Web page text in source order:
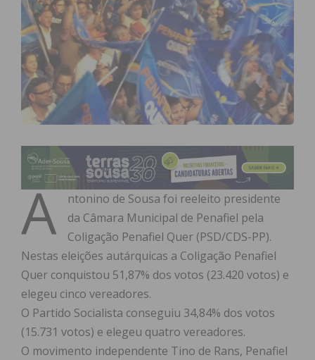
A
ntonino de Sousa foi reeleito presidente
da Câmara Municipal de Penafiel pela
Coligação Penafiel Quer (PSD/CDS-PP).
Nestas eleições autárquicas a Coligação Penafiel
Quer conquistou 51,87% dos votos (23.420 votos) e
elegeu cinco vereadores.
O Partido Socialista conseguiu 34,84% dos votos
(15.731 votos) e elegeu quatro vereadores.
O movimento independente Tino de Rans, Penafiel